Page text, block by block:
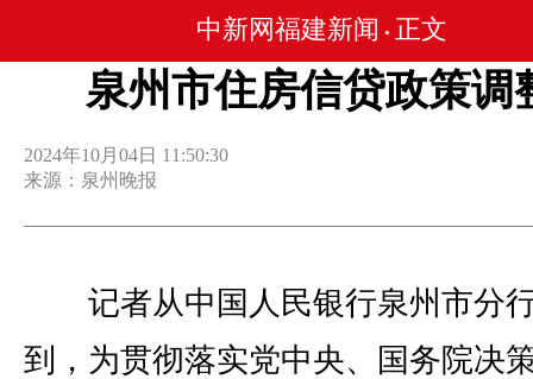
中新网福建新闻 • 正文
泉州市住房信贷政策调
2024年10月04日 11:50:30
来源：泉州晚报
记者从中国人民银行泉州市分
到，为贯彻落实党中央、国务院决